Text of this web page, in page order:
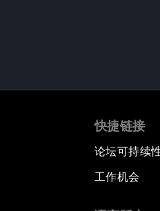
快捷链接
论坛可持续
工作机会